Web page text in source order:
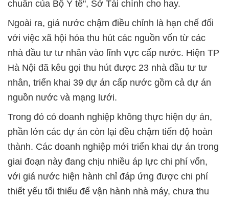
chuẩn của Bộ Y tế", Sở Tài chính cho hay.
Ngoài ra, giá nước chậm điều chỉnh là hạn chế đối
với việc xã hội hóa thu hút các nguồn vốn từ các
nhà đầu tư tư nhân vào lĩnh vực cấp nước. Hiện TP
Hà Nội đã kêu gọi thu hút được 23 nhà đầu tư tư
nhân, triển khai 39 dự án cấp nước gồm cả dự án
nguồn nước và mạng lưới.
Trong đó có doanh nghiệp không thực hiện dự án,
phần lớn các dự án còn lại đều chậm tiến độ hoàn
thành. Các doanh nghiệp mới triển khai dự án trong
giai đoạn này đang chịu nhiều áp lực chi phí vốn,
với giá nước hiện hành chỉ đáp ứng được chi phí
thiết yếu tối thiểu để vận hành nhà máy, chưa thu